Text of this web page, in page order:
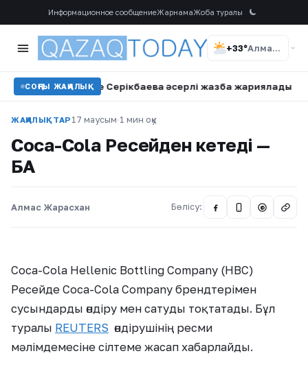
Информационное сообщениеЖарнамаЖоба туралы
+33° Алматы
СОҢҒЫ ЖАҢАЛЫҚ
Серікбаева әсерлі жазба жариялады •
ЖАҢАЛЫҚТАР 17 маусым·1 мин оқу
Coca-Cola Ресейден кетеді —
БАҚ
Алмас Жарасхан Бөлісу: @
Coca-Cola Hellenic Bottling Company (HBC)
Ресейде Coca-Cola Company брендтерімен
сусындарды өндіру мен сатуды тоқтатады. Бұл
туралы REUTERS өндірушінің ресми
мәлімдемесіне сілтеме жасап хабарлайды.